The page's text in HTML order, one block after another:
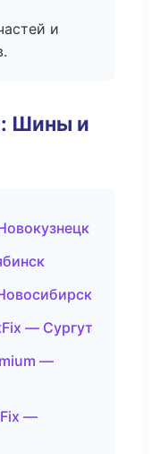
и
Шины и
— Сургут
—
—